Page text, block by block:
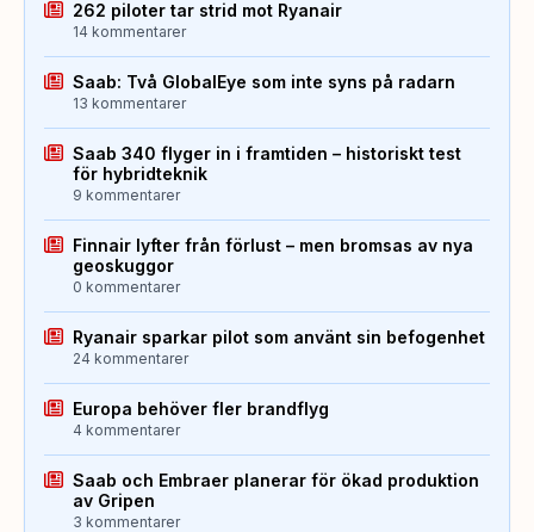
262 piloter tar strid mot Ryanair
14 kommentarer
Saab: Två GlobalEye som inte syns på radarn
13 kommentarer
Saab 340 flyger in i framtiden – historiskt test
för hybridteknik
9 kommentarer
Finnair lyfter från förlust – men bromsas av nya
geoskuggor
0 kommentarer
Ryanair sparkar pilot som använt sin befogenhet
24 kommentarer
Europa behöver fler brandflyg
4 kommentarer
Saab och Embraer planerar för ökad produktion
av Gripen
3 kommentarer